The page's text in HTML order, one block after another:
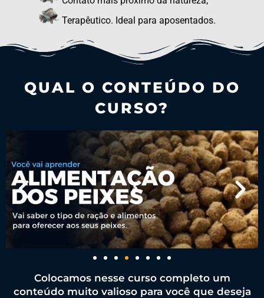
Terapêutico. Ideal para aposentados.
QUAL O CONTEÚDO DO
CURSO?
Colocamos nesse curso completo um
conteúdo muito valioso para você que deseja